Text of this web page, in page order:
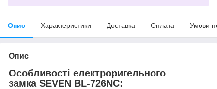
Опис Характеристики Доставка Оплата Умови
Опис
Особливості електроригельного
замка SEVEN BL-726NC: